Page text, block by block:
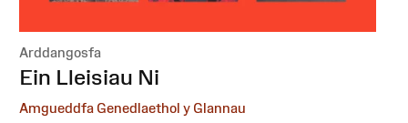
Arddangosfa
:Ein Lleisiau Ni
Amgueddfa Genedlaethol y Glannau